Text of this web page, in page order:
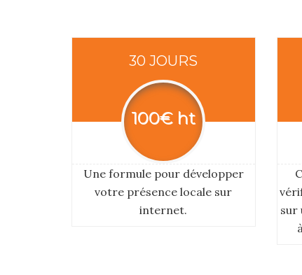
30 JOURS
100€ ht
Une formule pour développer
votre présence locale sur
internet.
sur